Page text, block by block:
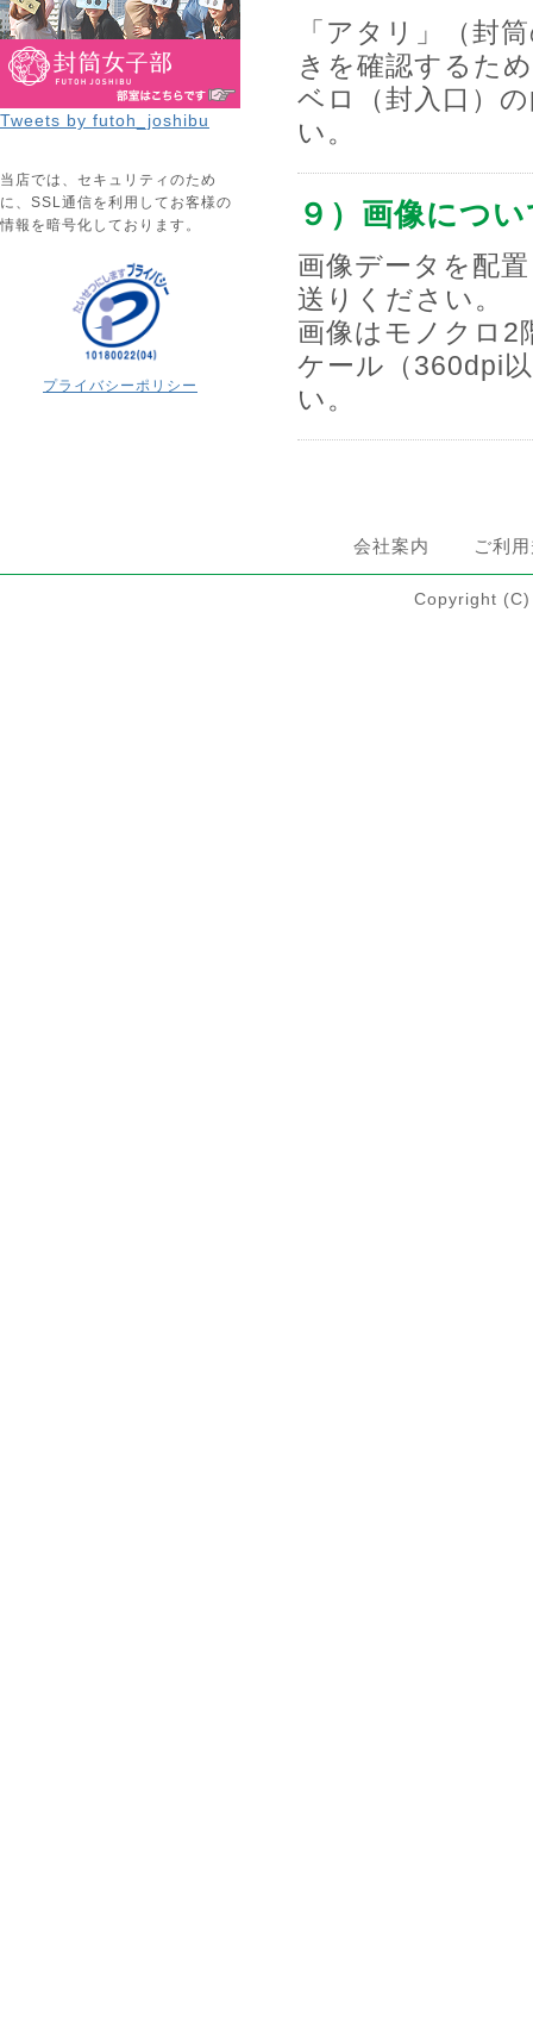
Tweets by futoh_joshibu
当店では、セキュリティのため
に、SSL通信を利用してお客様の
情報を暗号化しております。
プライバシーポリシー
「アタリ」（封
きを確認するた
ベロ（封入口）
い。
９）画像につ
画像データを配
送りください。
画像はモノクロ2
ケール（360dpi
い。
会社案内 ご利
Copyright